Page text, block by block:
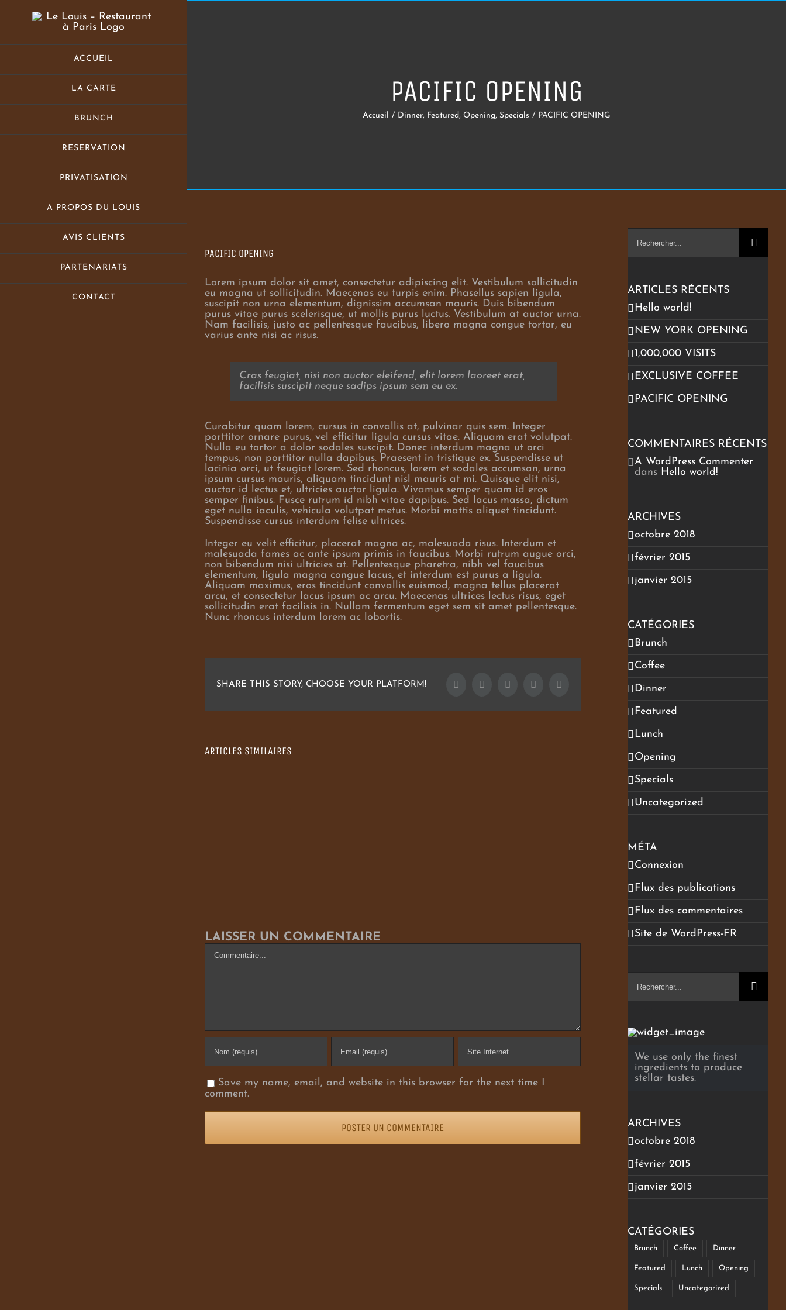
ACCUEIL
LA CARTE
BRUNCH
RESERVATION
PRIVATISATION
A PROPOS DU LOUIS
AVIS CLIENTS
PARTENARIATS
CONTACT
PACIFIC OPENING
Accueil / Dinner, Featured, Opening, Specials / PACIFIC OPENING
agrandie
PACIFIC OPENING
Lorem ipsum dolor sit amet, consectetur adipiscing elit. Vestibulum sollicitudin
eu magna ut sollicitudin. Maecenas eu turpis enim. Phasellus sapien ligula,
suscipit non urna elementum, dignissim accumsan mauris. Duis bibendum
purus vitae purus scelerisque, ut mollis purus luctus. Vestibulum at auctor urna.
Nam facilisis, justo ac pellentesque faucibus, libero magna congue tortor, eu
varius ante nisi ac risus.
Cras feugiat, nisi non auctor eleifend, elit lorem laoreet erat,
facilisis suscipit neque sadips ipsum sem eu ex.
Curabitur quam lorem, cursus in convallis at, pulvinar quis sem. Integer
porttitor ornare purus, vel efficitur ligula cursus vitae. Aliquam erat volutpat.
Nulla eu tortor a dolor sodales suscipit. Donec interdum magna ut orci
tempus, non porttitor nulla dapibus. Praesent in tristique ex. Suspendisse ut
lacinia orci, ut feugiat lorem. Sed rhoncus, lorem et sodales accumsan, urna
ipsum cursus mauris, aliquam tincidunt nisl mauris at mi. Quisque elit nisi,
auctor id lectus et, ultricies auctor ligula. Vivamus semper quam id eros
semper finibus. Fusce rutrum id nibh vitae dapibus. Sed lacus massa, dictum
eget nulla iaculis, vehicula volutpat metus. Morbi mattis aliquet tincidunt.
Suspendisse cursus interdum felise ultrices.
Integer eu velit efficitur, placerat magna ac, malesuada risus. Interdum et
malesuada fames ac ante ipsum primis in faucibus. Morbi rutrum augue orci,
non bibendum nisi ultricies at. Pellentesque pharetra, nibh vel faucibus
elementum, ligula magna congue lacus, et interdum est purus a ligula.
Aliquam maximus, eros tincidunt convallis euismod, magna tellus placerat
arcu, et consectetur lacus ipsum ac arcu. Maecenas ultrices lectus risus, eget
sollicitudin erat facilisis in. Nullam fermentum eget sem sit amet pellentesque.
Nunc rhoncus interdum lorem ac lobortis.
SHARE THIS STORY, CHOOSE YOUR PLATFORM! FacebookTwitter Google+Tumblr
ARTICLES SIMILAIRES
LAISSER UN COMMENTAIRE
Save my name, email, and website in this browser for the next time I
comment.
Rechercher
ARTICLES RÉCENTS
Hello world!
NEW YORK OPENING
1,000,000 VISITS
EXCLUSIVE COFFEE
PACIFIC OPENING
COMMENTAIRES RÉCENTS
A WordPress Commenter
dans Hello world!
ARCHIVES
octobre 2018
février 2015
janvier 2015
CATÉGORIES
Brunch
Coffee
Dinner
Featured
Lunch
Opening
Specials
Uncategorized
MÉTA
Connexion
Flux des publications
Flux des commentaires
Site de WordPress-FR
Rechercher
We use only the finest
ingredients to produce
stellar tastes.
ARCHIVES
octobre 2018
février 2015
janvier 2015
CATÉGORIES
Brunch Coffee Dinner
Featured Lunch Opening
Specials Uncategorized